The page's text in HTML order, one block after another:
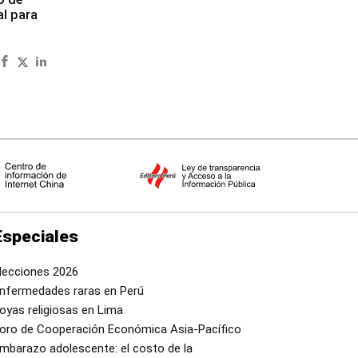
para
2026
raras en Perú
religiosas en Lima
de Cooperación Económica Asia-Pacífico
adolescente: el costo de la